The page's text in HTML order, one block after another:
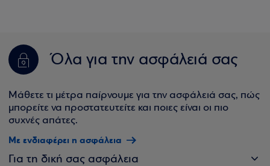
Όλα για την ασφάλειά σας
Μάθετε τι μέτρα παίρνουμε για την ασφάλειά σας, πώς
μπορείτε να προστατευτείτε και ποιες είναι οι πιο
συχνές απάτες.
Με ενδιαφέρει η ασφάλεια
Για τη δική σας ασφάλεια